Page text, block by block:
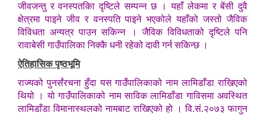
जीवजन्तु र वनस्पतकिा दृष्टिले सम्पन्न छ । यहाँ लेकमा र बेंसी दुवै
क्षेत्रमा पाइने जीव र वनस्पति पाइने भएकोले यहाँको जस्तो जैविक
विविधता अन्यत्र पाउन सकिन्न । जैविक विविधताको दृष्टिले पनि
रावाबेसी गाउँपालिका निक्कै धनी रहेको दावी गर्न सकिन्छ ।
ऐतिहासिक पृष्ठभूमि
राज्यको पुनर्संरचना हुँदा यस गाउँपालिकाको नाम लामिडाँडा राखिएको
थियो । यो गाउँपालिकाको नाम साविक लामिडाँडा गाविसमा अवस्थित
लामिडाँडा विमानास्थलको नामबाट राखिएको हो । वि.सं.२०७३ फागुन